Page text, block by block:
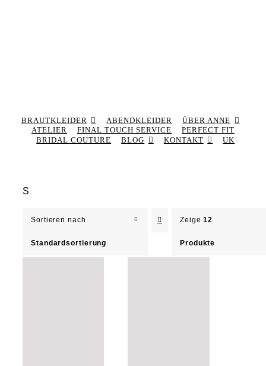
BRAUTKLEIDER ABENDKLEIDER
ÜBER ANNE
ATELIER
FINAL TOUCH SERVICE
PERFECT FIT
BRIDAL COUTURE
BLOG KONTAKT UK
S
Sortieren nach
Standardsortierung
Zeige12
Produkte